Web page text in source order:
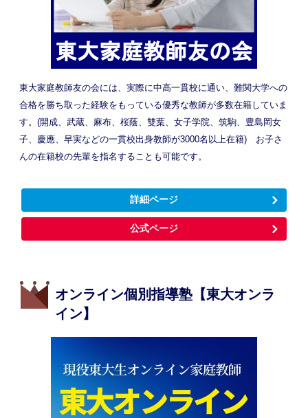
東大家庭教師友の会には、実際に中高一貫校に通い、難関大学への
合格を勝ち取った経験をもっている優秀な教師が多数在籍していま
す。(開成、武蔵、麻布、桜蔭、雙葉、女子学院、筑駒、豊島岡女
子、慶應、早実などの一貫校出身教師が3000名以上在籍) お子さ
んの在籍校の先輩を指名することも可能です。
詳細ページ
公式ページ
オンライン個別指導塾【東大オンラ
イン】